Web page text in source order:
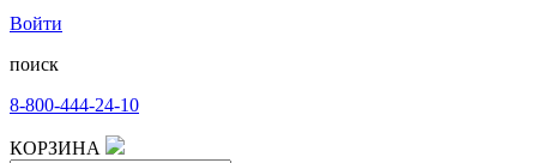
Войти
поиск
8-800-444-24-10
КОРЗИНА